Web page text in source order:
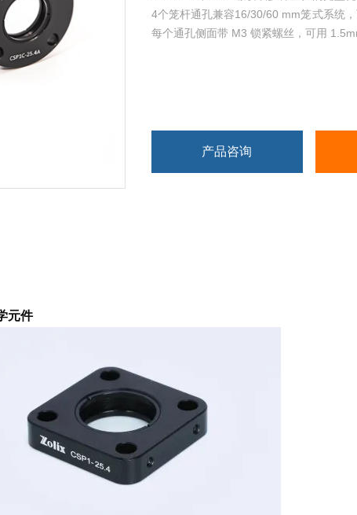
4个笼杆通孔兼容16/30/60 mm笼式系统，
每个通孔侧面带 M3 锁紧螺丝，可用 1.5mm
产品咨询
元件